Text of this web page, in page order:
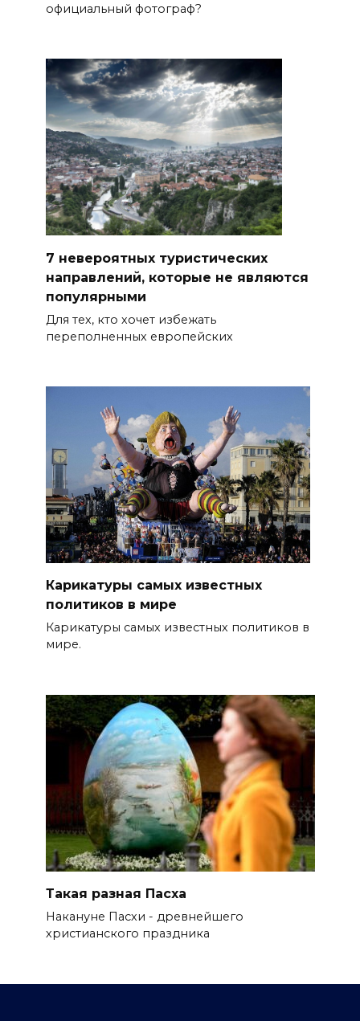
официальный фотограф?
7 невероятных туристических
направлений, которые не являются
популярными
Для тех, кто хочет избежать
переполненных европейских
Карикатуры самых известных
политиков в мире
Карикатуры самых известных политиков в
мире.
Такая разная Пасха
Накануне Пасхи - древнейшего
христианского праздника